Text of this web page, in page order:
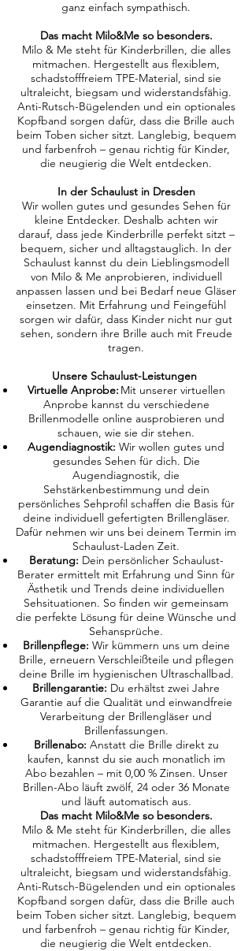
ganz einfach sympathisch.
Das macht Milo&Me so besonders.
Milo & Me steht für Kinderbrillen, die alles
mitmachen. Hergestellt aus flexiblem,
schadstofffreiem TPE-Material, sind sie
ultraleicht, biegsam und widerstandsfähig.
Anti-Rutsch-Bügelenden und ein optionales
Kopfband sorgen dafür, dass die Brille auch
beim Toben sicher sitzt. Langlebig, bequem
und farbenfroh – genau richtig für Kinder,
die neugierig die Welt entdecken.
In der Schaulust in Dresden
Wir wollen gutes und gesundes Sehen für
kleine Entdecker. Deshalb achten wir
darauf, dass jede Kinderbrille perfekt sitzt –
bequem, sicher und alltagstauglich. In der
Schaulust kannst du dein Lieblingsmodell
von Milo & Me anprobieren, individuell
anpassen lassen und bei Bedarf neue Gläser
einsetzen. Mit Erfahrung und Feingefühl
sorgen wir dafür, dass Kinder nicht nur gut
sehen, sondern ihre Brille auch mit Freude
tragen.
Unsere Schaulust-Leistungen
Virtuelle Anprobe: Mit unserer virtuellen
Anprobe kannst du verschiedene
Brillenmodelle online ausprobieren und
schauen, wie sie dir stehen.
Augendiagnostik: Wir wollen gutes und
gesundes Sehen für dich. Die
Augendiagnostik, die
Sehstärkenbestimmung und dein
persönliches Sehprofil schaffen die Basis für
deine individuell gefertigten Brillengläser.
Dafür nehmen wir uns bei deinem Termin im
Schaulust-Laden Zeit.
Beratung: Dein persönlicher Schaulust-
Berater ermittelt mit Erfahrung und Sinn für
Ästhetik und Trends deine individuellen
Sehsituationen. So finden wir gemeinsam
die perfekte Lösung für deine Wünsche und
Sehansprüche.
Brillenpflege: Wir kümmern uns um deine
Brille, erneuern Verschleißteile und pflegen
deine Brille im hygienischen Ultraschallbad.
Brillengarantie: Du erhältst zwei Jahre
Garantie auf die Qualität und einwandfreie
Verarbeitung der Brillengläser und
Brillenfassungen.
Brillenabo: Anstatt die Brille direkt zu
kaufen, kannst du sie auch monatlich im
Abo bezahlen – mit 0,00 % Zinsen. Unser
Brillen-Abo läuft zwölf, 24 oder 36 Monate
und läuft automatisch aus.
Das macht Milo&Me so besonders.
Milo & Me steht für Kinderbrillen, die alles
mitmachen. Hergestellt aus flexiblem,
schadstofffreiem TPE-Material, sind sie
ultraleicht, biegsam und widerstandsfähig.
Anti-Rutsch-Bügelenden und ein optionales
Kopfband sorgen dafür, dass die Brille auch
beim Toben sicher sitzt. Langlebig, bequem
und farbenfroh – genau richtig für Kinder,
die neugierig die Welt entdecken.